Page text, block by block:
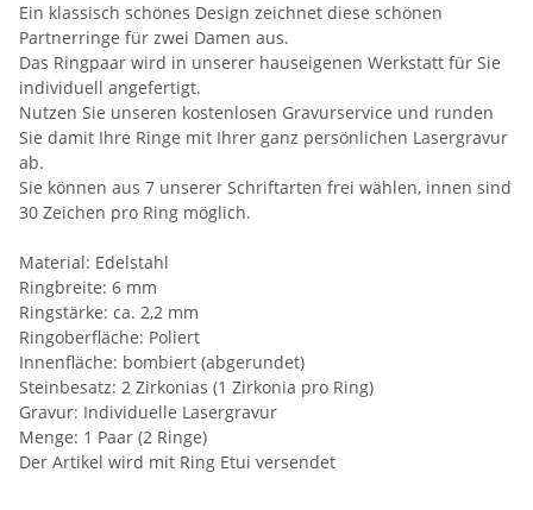
Ein klassisch schönes Design zeichnet diese schönen
Partnerringe für zwei Damen aus.
Das Ringpaar wird in unserer hauseigenen Werkstatt für Sie
individuell angefertigt.
Nutzen Sie unseren kostenlosen Gravurservice und runden
Sie damit Ihre Ringe mit Ihrer ganz persönlichen Lasergravur
ab.
Sie können aus 7 unserer Schriftarten frei wählen, innen sind
30 Zeichen pro Ring möglich.
Material: Edelstahl
Ringbreite: 6 mm
Ringstärke: ca. 2,2 mm
Ringoberfläche: Poliert
Innenfläche: bombiert (abgerundet)
Steinbesatz: 2 Zirkonias (1 Zirkonia pro Ring)
Gravur: Individuelle Lasergravur
Menge: 1 Paar (2 Ringe)
Der Artikel wird mit Ring Etui versendet